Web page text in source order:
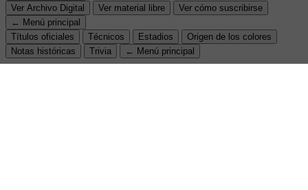
Ver Archivo Digital
Ver material libre
Ver cómo suscribirse
← Menú principal
Títulos oficiales
Técnicos Estadios
Origen de los colores
Notas históricas
Trivia ← Menú principal